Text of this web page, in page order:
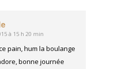
à 15 h 20 min
pain, hum la boulange
bonne journée